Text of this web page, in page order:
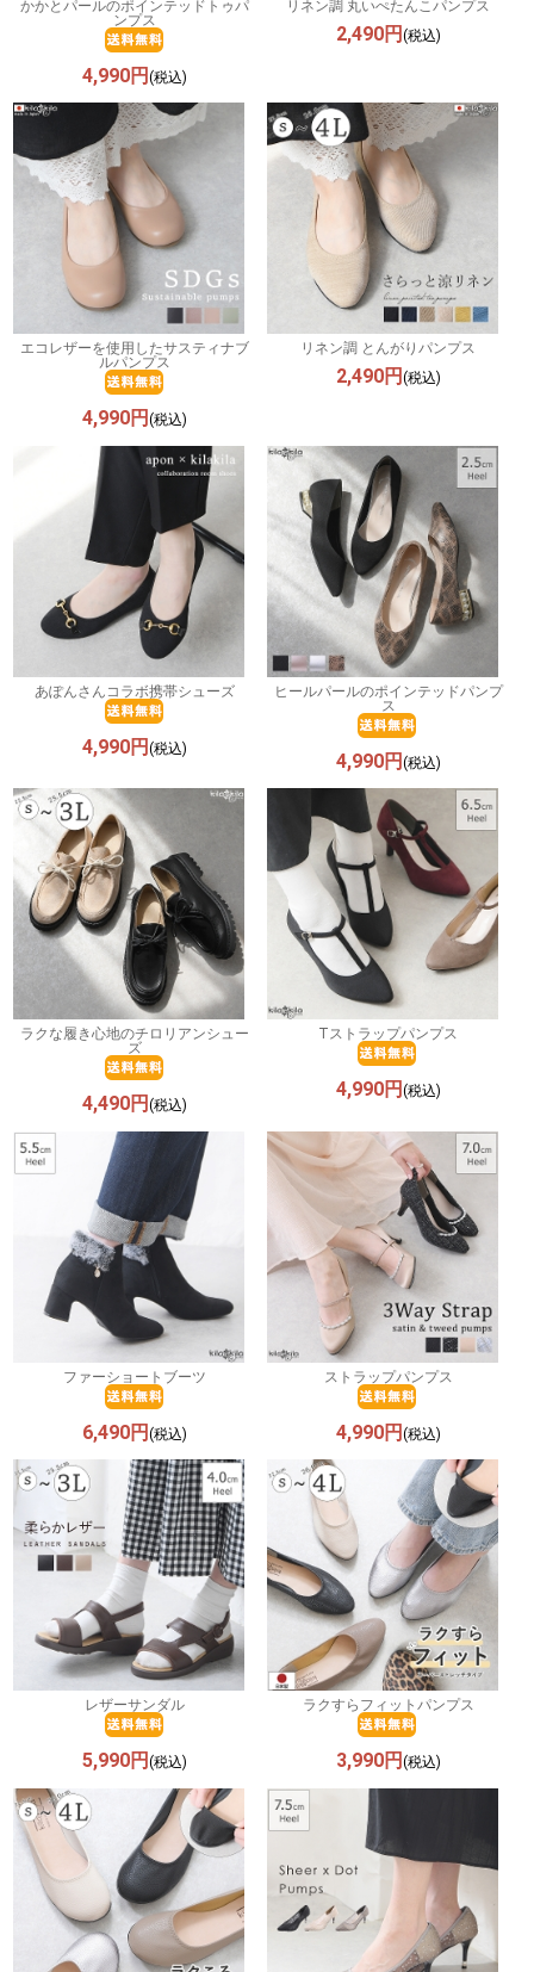
かかとパールのポインテッドトゥパ
ンプス
4,990円(税込)
リネン調 丸いぺたんこパンプス
2,490円 (税込)
エコレザーを使用したサスティナブ
ルパンプス
4,990円(税込)
リネン調 とんがりパンプス
2,490円 (税込)
あぽんさんコラボ携帯シューズ
4,990円(税込)
ヒールパールのポインテッドパンプ
ス
4,990円 (税込)
ラクな履き心地のチロリアンシュー
ズ
4,490円(税込)
Tストラップパンプス
4,990円 (税込)
ファーショートブーツ
6,490円(税込)
ストラップパンプス
4,990円 (税込)
レザーサンダル
5,990円(税込)
ラクすらフィットパンプス
3,990円 (税込)